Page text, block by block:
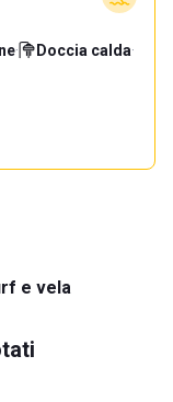
· Doccia calda·
e vela